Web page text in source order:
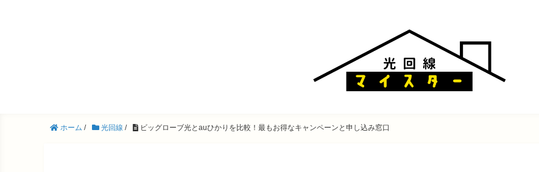
ホーム / 光回線 / ビッグローブ光とauひかりを比較！最もお得なキャンペーンと申し込み窓口